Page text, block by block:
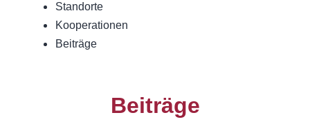
Standorte
Kooperationen
Beiträge
Beiträge